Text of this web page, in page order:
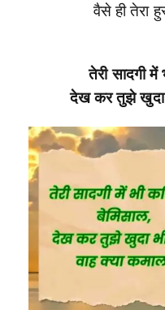
वैसे ही तेरा
तेरी सादगी
देख कर तुझे खुदा